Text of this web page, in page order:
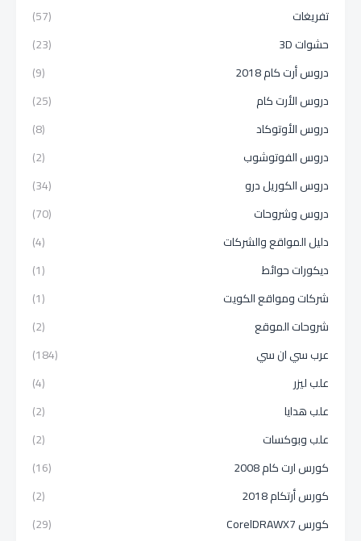
تفريغات
(57)
حشوات 3D
(23)
دروس أرت كام 2018
(9)
دروس الأرت كام
(25)
دروس الأوتوكاد
(8)
دروس الفوتوشوب
(2)
دروس الكوريل درو
(34)
دروس وشروحات
(70)
دليل المواقع والشركات
(4)
ديكورات حوائط
(1)
شركات ومواقع الكويت
(1)
شروحات الموقع
(2)
عرب سي ان سي
(184)
علب ليزر
(4)
علب هدايا
(2)
علب وبوكسات
(2)
كورس ارت كام 2008
(16)
كورس أرتكام 2018
(2)
كورس CorelDRAWX7
(29)